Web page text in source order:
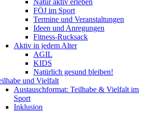
FÖJ im Sport
Termine und Veranstaltungen
Ideen und Anregungen
Fitness-Rucksack
Aktiv in jedem Alter
AGIL
KIDS
Natürlich gesund bleiben!
und Vielfalt
Austauschformat: Teilhabe & Vielfalt im
Sport
Inklusion